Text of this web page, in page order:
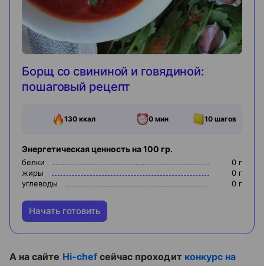
Борщ со свининой и говядиной:
пошаговый рецепт
130ккал 0 мин 10 шагов
Энергетическая ценность на 100 гр.
белки 0 г
жиры
0 г
углеводы
0 г
Начать готовить
А на сайте Hi-chefсейчас проходит конкурс на